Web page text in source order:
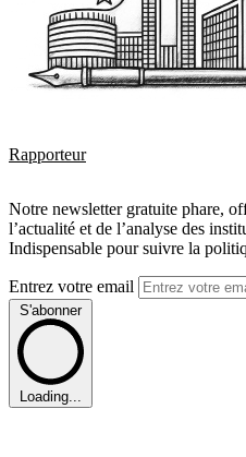
Rapporteur
Notre newsletter gratuite phare,
l’actualité et de l’analyse des
Indispensable pour suivre la
Entrez votre email
S'abonner
Loading...